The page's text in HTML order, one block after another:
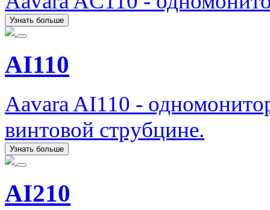
Узнать больше
AI110
Aavara AI110 -
винтовой струбцине.
Узнать больше
AI210